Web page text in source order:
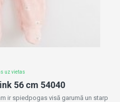
uz vietas
56 cm 54040
ir spiedpogas visā garumā un starp